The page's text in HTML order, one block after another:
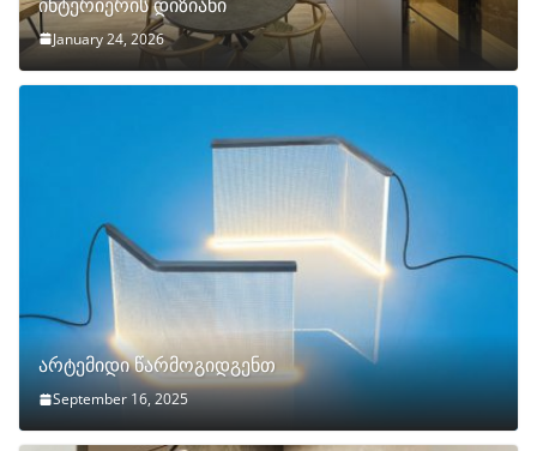
January 24, 2026
არტემიდი წარმოგიდგენთ
September 16, 2025